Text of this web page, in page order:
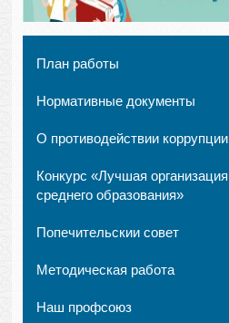
План работы
Нормативные документы
О противодействии коррупции
Конкурс «Лучшая организация
среднего образования»
Попечительскии совет
Методическая работа
Наш профсоюз